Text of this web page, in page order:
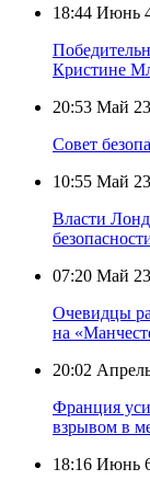
18:44 Июнь
Кристине
20:53 Май
Совет
10:55 Май
Власти
07:20 Май
Очевидцы
на
20:02
Франция
взрывом в
18:16 Июнь